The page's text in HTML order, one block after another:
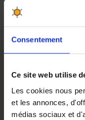
Consentement
Ce site web utilise
Les cookies nous
et les annonces,
médias sociaux et
dont les dimensions
Description du toit
12 cadres :
Ce toit en tôle
nuisibles et des